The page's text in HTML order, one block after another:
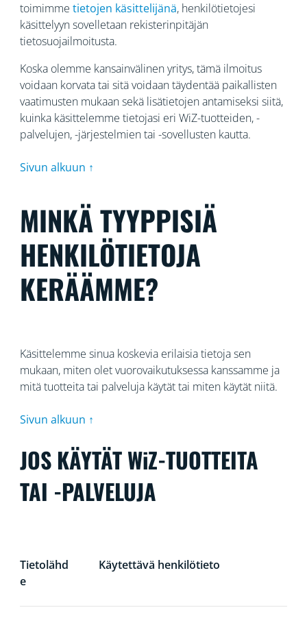
toimimme tietojen käsittelijänä, henkilötietojesi
käsittelyyn sovelletaan rekisterinpitäjän
tietosuojailmoitusta.
Koska olemme kansainvälinen yritys, tämä ilmoitus
voidaan korvata tai sitä voidaan täydentää paikallisten
vaatimusten mukaan sekä lisätietojen antamiseksi siitä,
kuinka käsittelemme tietojasi eri WiZ-tuotteiden, -
palvelujen, -järjestelmien tai -sovellusten kautta.
Sivun alkuun ↑
MINKÄ TYYPPISIÄ
HENKILÖTIETOJA
KERÄÄMME?
Käsittelemme sinua koskevia erilaisia tietoja sen
mukaan, miten olet vuorovaikutuksessa kanssamme ja
mitä tuotteita tai palveluja käytät tai miten käytät niitä.
Sivun alkuun ↑
JOS KÄYTÄT WiZ-TUOTTEITA
TAI -PALVELUJA
Tietolähd
e
Käytettävä henkilötieto